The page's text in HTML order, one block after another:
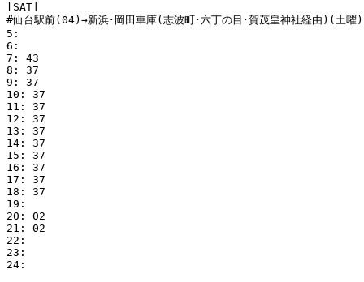
[SAT]
#仙台駅前(04)→新浜･岡田車庫(志波町･六丁の目･賀茂皇神社経由)(土曜)
5:
6:
7: 43
8: 37
9: 37
10: 37
11: 37
12: 37
13: 37
14: 37
15: 37
16: 37
17: 37
18: 37
19:
20: 02
21: 02
22:
23:
24: